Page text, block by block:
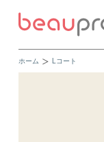
ホーム Lコート